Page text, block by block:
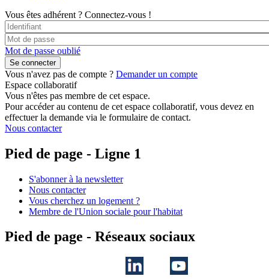
Vous êtes adhérent ? Connectez-vous !
Mot de passe oublié
Vous n'avez pas de compte ? Demander un compte
Espace collaboratif
Vous n'êtes pas membre de cet espace.
Pour accéder au contenu de cet espace collaboratif, vous devez en
effectuer la demande via le formulaire de contact.
Nous contacter
Pied de page - Ligne 1
S'abonner à la newsletter
Nous contacter
Vous cherchez un logement ?
Membre de l'Union sociale pour l'habitat
Pied de page - Réseaux sociaux